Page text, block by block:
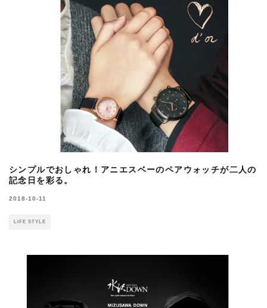
シンプルでおしゃれ！アニエスベーのペアウォッチが二人の
記念日を彩る。
2018-10-11
LIFE STYLE